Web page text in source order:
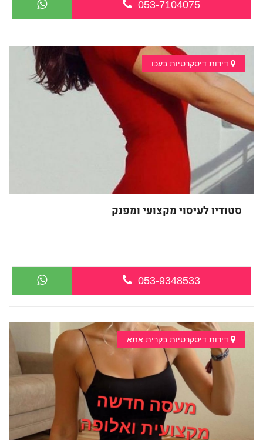
053-7104075
דירות דיסקרטיות בעכו
סטודיו לעיסוי מקצועי ומפנק
סטודיו לעיסוי מקצועי...
053-9348533
דירות דיסקרטיות בקרית אתא